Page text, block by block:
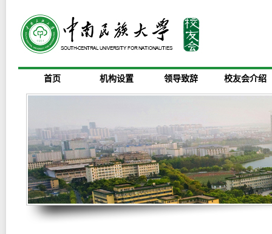
首页 机构设置 领导致辞 校友会介绍